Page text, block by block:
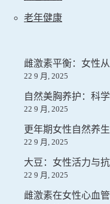
老年健康
雌激素平衡：女性
22 9 月, 2025
自然美胸养护：科
22 9 月, 2025
更年期女性自然养
22 9 月, 2025
大豆：女性活力与
22 9 月, 2025
雌激素在女性心血